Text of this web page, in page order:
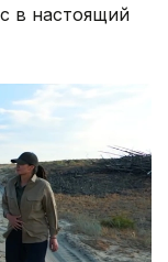
в настоящий